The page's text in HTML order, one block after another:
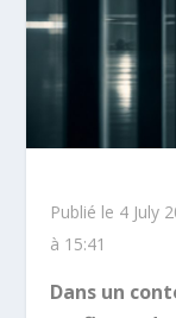
Publié le 4 July
à 15:41
Dans un